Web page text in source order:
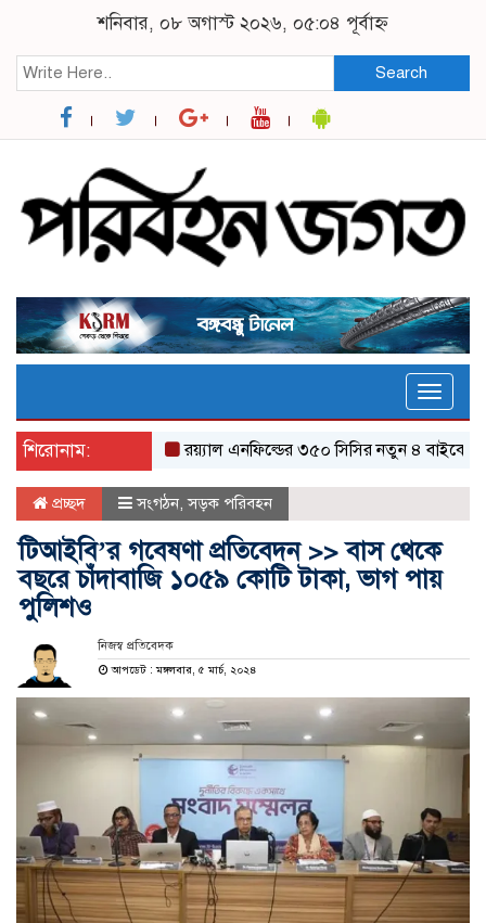
শনিবার, ০৮ অগাস্ট ২০২৬, ০৫:০৪ পূর্বাহ্ন
Search
Toggle
শিরোনাম:
র‌য়্যাল এনফিল্ডের ৩৫০ সিসির নতুন ৪ বাইকের যত
প্রচ্ছদ সংগঠন,সড়ক পরিবহন
টিআইবি’র গবেষণা প্রতিবেদন >> বাস থেকে
বছরে চাঁদাবা‌জি ১০৫৯ কোটি টাকা, ভাগ পায়
পুলিশও
নিজস্ব প্রতিবেদক
আপডেট : মঙ্গলবার, ৫ মার্চ, ২০২৪